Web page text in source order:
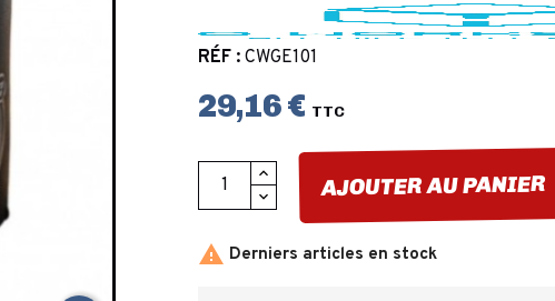
RÉF : CWGE101
29,16 € TTC
AJOUTER AU PANIER
 Derniers articles en stock